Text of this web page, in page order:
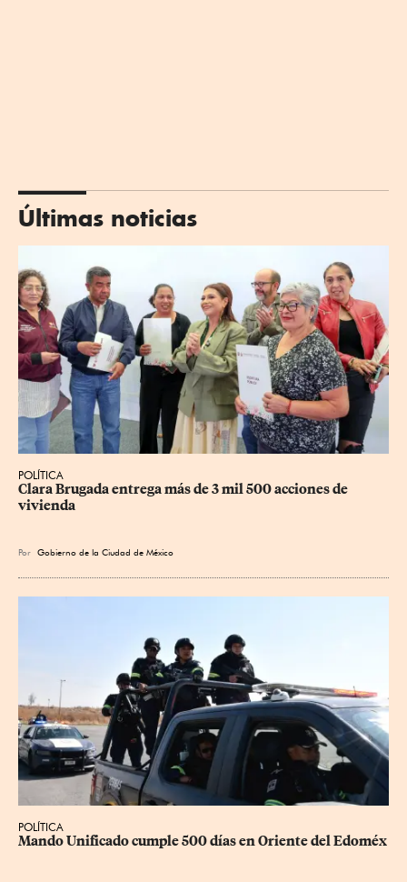
Últimas noticias
POLÍTICA
Clara Brugada entrega más de 3 mil 500 acciones de
vivienda
Por Gobierno de la Ciudad de México
POLÍTICA
Mando Unificado cumple 500 días en Oriente del Edoméx